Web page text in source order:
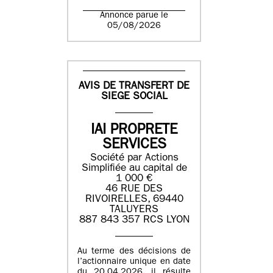
Annonce parue le
05/08/2026
AVIS DE TRANSFERT DE
SIEGE SOCIAL
IAI PROPRETE
SERVICES
Société par Actions
Simplifiée au capital de
1 000 €
46 RUE DES
RIVOIRELLES, 69440
TALUYERS
887 843 357 RCS LYON
Au terme des décisions de
l’actionnaire unique en date